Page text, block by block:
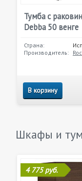
Тумба с
Debba 50 венге
Страна:
Производитель:
В корзину
Шкафы и
4 775 руб.